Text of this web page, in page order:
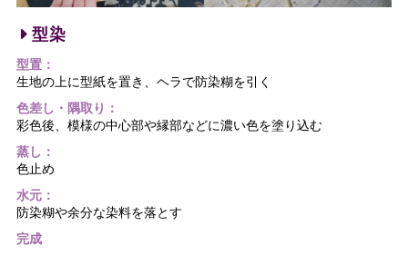
型染
型置：
生地の上に型紙を置き、ヘラで防染糊を引く
色差し・隅取り：
彩色後、模様の中心部や縁部などに濃い色を塗り込む
蒸し：
色止め
水元：
防染糊や余分な染料を落とす
完成